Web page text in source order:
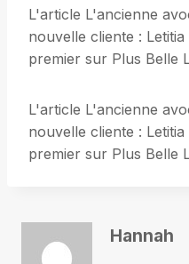
L'article L'ancienne
nouvelle cliente :
premier sur Plus Belle
L'article L'ancienne
nouvelle cliente :
premier sur Plus Belle
Hannah